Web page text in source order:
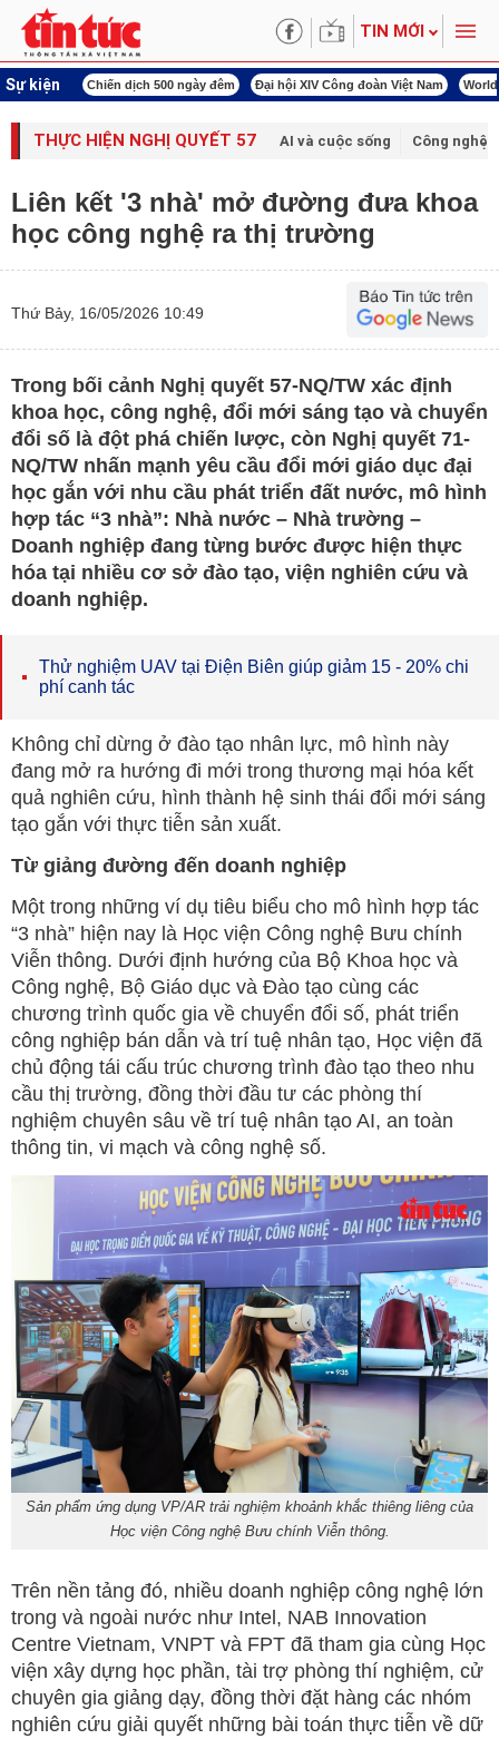
TIN MỚI
Sự kiện
ngày đêm Đại hội XIV Công đoàn Việt Nam World Cup 2026 Kỳ họp thứ
THỰC HIỆN NGHỊ QUYẾT 57 AI và cuộc sống Công nghệ
Liên kết '3 nhà' mở đường đưa khoa
học công nghệ ra thị trường
Thứ Bảy, 16/05/2026 10:49
Trong bối cảnh Nghị quyết 57-NQ/TW xác định
khoa học, công nghệ, đổi mới sáng tạo và chuyển
đổi số là đột phá chiến lược, còn Nghị quyết 71-
NQ/TW nhấn mạnh yêu cầu đổi mới giáo dục đại
học gắn với nhu cầu phát triển đất nước, mô hình
hợp tác “3 nhà”: Nhà nước – Nhà trường –
Doanh nghiệp đang từng bước được hiện thực
hóa tại nhiều cơ sở đào tạo, viện nghiên cứu và
doanh nghiệp.
Thử nghiệm UAV tại Điện Biên giúp giảm 15 - 20% chi
phí canh tác
Không chỉ dừng ở đào tạo nhân lực, mô hình này
đang mở ra hướng đi mới trong thương mại hóa kết
quả nghiên cứu, hình thành hệ sinh thái đổi mới sáng
tạo gắn với thực tiễn sản xuất.
Từ giảng đường đến doanh nghiệp
Một trong những ví dụ tiêu biểu cho mô hình hợp tác
“3 nhà” hiện nay là Học viện Công nghệ Bưu chính
Viễn thông. Dưới định hướng của Bộ Khoa học và
Công nghệ, Bộ Giáo dục và Đào tạo cùng các
chương trình quốc gia về chuyển đổi số, phát triển
công nghiệp bán dẫn và trí tuệ nhân tạo, Học viện đã
chủ động tái cấu trúc chương trình đào tạo theo nhu
cầu thị trường, đồng thời đầu tư các phòng thí
nghiệm chuyên sâu về trí tuệ nhân tạo AI, an toàn
thông tin, vi mạch và công nghệ số.
Sản phẩm ứng dụng VP/AR trải nghiệm khoảnh khắc thiêng liêng của
Học viện Công nghệ Bưu chính Viễn thông.
Trên nền tảng đó, nhiều doanh nghiệp công nghệ lớn
trong và ngoài nước như Intel, NAB Innovation
Centre Vietnam, VNPT và FPT đã tham gia cùng Học
viện xây dựng học phần, tài trợ phòng thí nghiệm, cử
chuyên gia giảng dạy, đồng thời đặt hàng các nhóm
nghiên cứu giải quyết những bài toán thực tiễn về dữ